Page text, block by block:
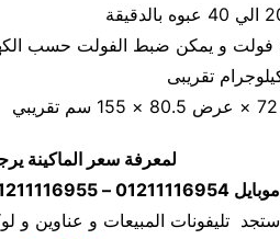
لمعرفة سعر الماكينة
موبايل 01211116954 – 01211116955 – 01211116956–01211116958
ستجد تليفونات المبيعات و عناوين و